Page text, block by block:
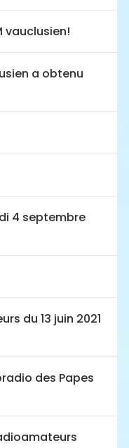
vauclusien!
a obtenu
4 septembre
du 13 juin 2021
des Papes